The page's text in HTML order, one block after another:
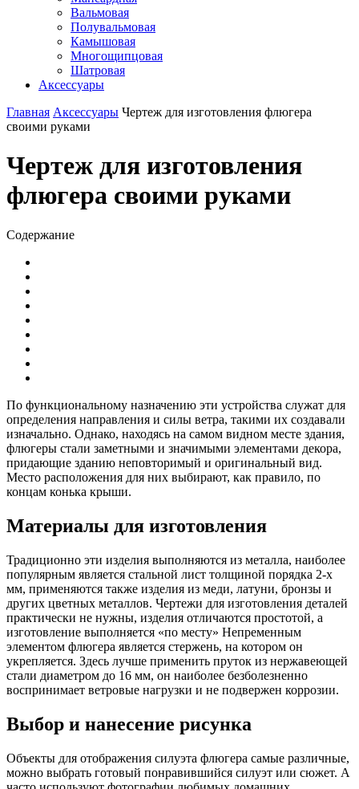
Вальмовая
Полувальмовая
Камышовая
Многощипцовая
Шатровая
Аксессуары
Главная Аксессуары Чертеж для изготовления флюгера
своими руками
Чертеж для изготовления
флюгера своими руками
Содержание
По функциональному назначению эти устройства служат для
определения направления и силы ветра, такими их создавали
изначально. Однако, находясь на самом видном месте здания,
флюгеры стали заметными и значимыми элементами декора,
придающие зданию неповторимый и оригинальный вид.
Место расположения для них выбирают, как правило, по
концам конька крыши.
Материалы для изготовления
Традиционно эти изделия выполняются из металла, наиболее
популярным является стальной лист толщиной порядка 2-х
мм, применяются также изделия из меди, латуни, бронзы и
других цветных металлов. Чертежи для изготовления деталей
практически не нужны, изделия отличаются простотой, а
изготовление выполняется «по месту» Непременным
элементом флюгера является стержень, на котором он
укрепляется. Здесь лучше применить пруток из нержавеющей
стали диаметром до 16 мм, он наиболее безболезненно
воспринимает ветровые нагрузки и не подвержен коррозии.
Выбор и нанесение рисунка
Объекты для отображения силуэта флюгера самые различные,
можно выбрать готовый понравившийся силуэт или сюжет. А